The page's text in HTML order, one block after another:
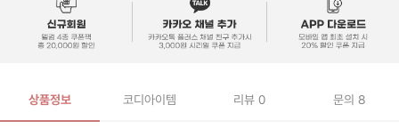
상품정보 코디아이템 리뷰 0 문의 8